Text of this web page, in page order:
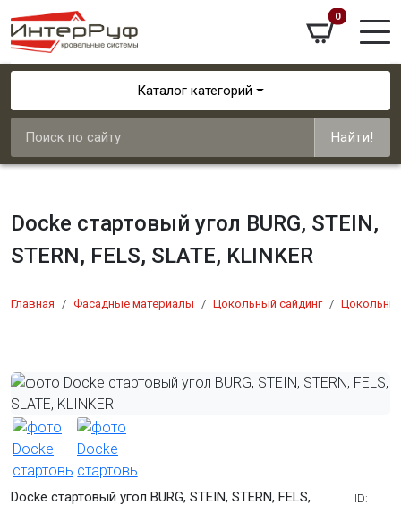
0
Каталог категорий
Найти!
Docke стартовый угол BURG, STEIN,
STERN, FELS, SLATE, KLINKER
Главная Фасадные материалы Цокольный сайдинг
Docke стартовый угол BURG, STEIN, STERN, FELS,
ID: